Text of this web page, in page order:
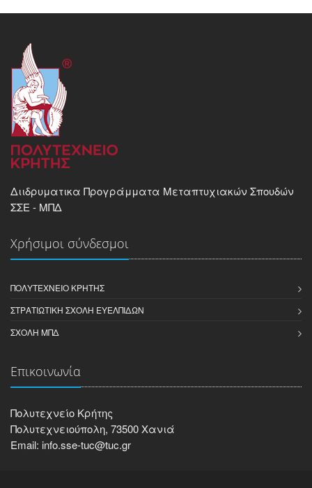
Διιδρυματικα Προγράμματα Μεταπτυχιακών Σπουδών
ΣΣΕ - ΜΠΔ
Χρήσιμοι σύνδεσμοι
ΠΟΛΥΤΕΧΝΕΊΟ ΚΡΉΤΗΣ
ΣΤΡΑΤΙΩΤΙΚΉ ΣΧΟΛΉ ΕΥΕΛΠΊΔΩΝ
ΣΧΟΛΉ ΜΠΔ
Επικοινωνία
Πολυτεχνείο Κρήτης
Πολυτεχνειούπολη, 73500 Χανιά
Email: info.sse-tuc@tuc.gr